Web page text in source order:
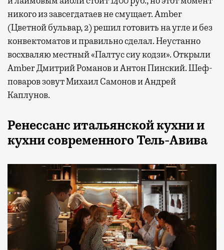
никого из завсегдатаев не смущает. Amber
(Цветной бульвар, 2) решил готовить на угле и без
конвектоматов и правильно сделал. Неустанно
восхваляю местный «Палтус сиу кодзи». Открыли
Amber Дмитрий Романов и Антон Пинский. Шеф-
поваров зовут Михаил Самонов и Андрей
Каплунов.
Ренессанс итальянской кухни и
кухни современного Тель-Авива